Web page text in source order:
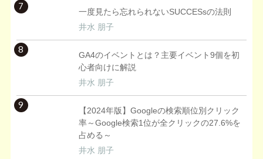
7
一度見たら忘れられないSUCCESsの法則
井水 朋子
8
GA4のイベントとは？主要イベント9個を初
心者向けに解説
井水 朋子
9
【2024年版】Googleの検索順位別クリック
率～Google検索1位が全クリックの27.6%を
占める～
井水 朋子